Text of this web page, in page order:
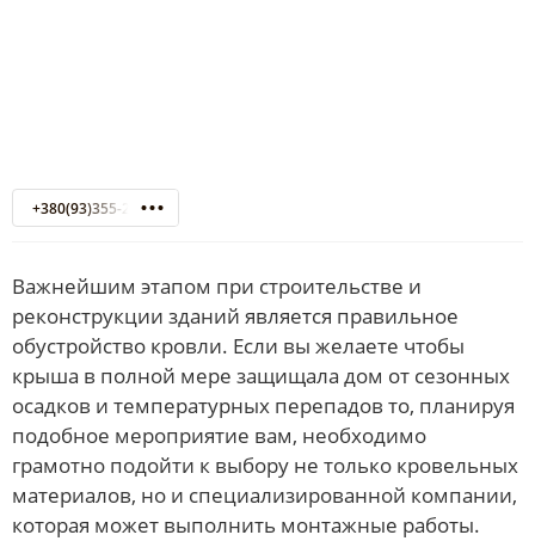
+380(93)355-21-87
Важнейшим этапом при строительстве и
реконструкции зданий является правильное
обустройство кровли. Если вы желаете чтобы
крыша в полной мере защищала дом от сезонных
осадков и температурных перепадов то, планируя
подобное мероприятие вам, необходимо
грамотно подойти к выбору не только кровельных
материалов, но и специализированной компании,
которая может выполнить монтажные работы.